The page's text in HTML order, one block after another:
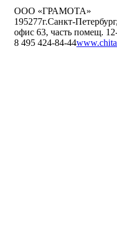
ООО «ГРАМОТА»
195277г.Санкт-Петербург,
офис 63, часть помещ.
8 495 424-84-44